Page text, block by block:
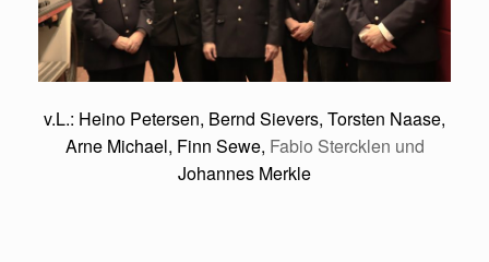
v.L.: Heino Petersen, Bernd Sievers, Torsten Naase,
Arne Michael, Finn Sewe, Fabio Stercklen und
Johannes Merkle